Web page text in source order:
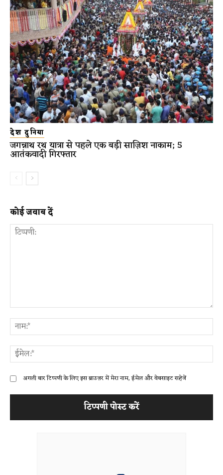
देश दुनिया
जगन्नाथ रथ यात्रा से पहले एक बड़ी साज़िश नाकाम; 5
आतंकवादी गिरफ्तार
कोई जवाब दें
अगली बार टिप्पणी के लिए इस ब्राउज़र में मेरा नाम, ईमेल और वेबसाइट सहेजें